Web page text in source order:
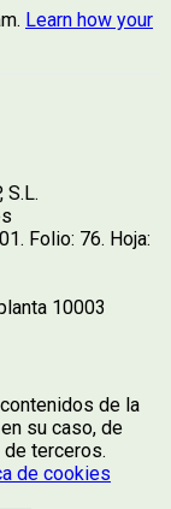
Learn how your
S.L.
Folio: 76. Hoja:
10003
de la
su caso, de
terceros.
de cookies